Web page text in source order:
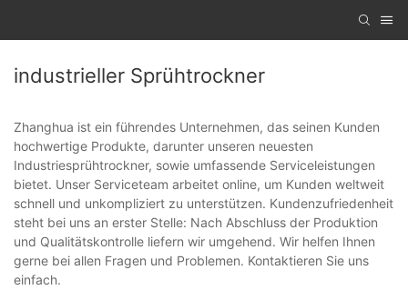
industrieller Sprühtrockner
Zhanghua ist ein führendes Unternehmen, das seinen Kunden
hochwertige Produkte, darunter unseren neuesten
Industriesprühtrockner, sowie umfassende Serviceleistungen
bietet. Unser Serviceteam arbeitet online, um Kunden weltweit
schnell und unkompliziert zu unterstützen. Kundenzufriedenheit
steht bei uns an erster Stelle: Nach Abschluss der Produktion
und Qualitätskontrolle liefern wir umgehend. Wir helfen Ihnen
gerne bei allen Fragen und Problemen. Kontaktieren Sie uns
einfach.